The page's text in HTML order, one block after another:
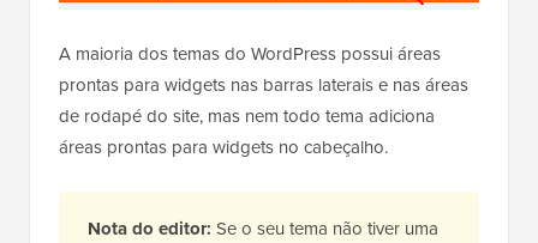
A maioria dos temas do WordPress possui áreas
prontas para widgets nas barras laterais e nas áreas
de rodapé do site, mas nem todo tema adiciona
áreas prontas para widgets no cabeçalho.
Nota do editor: Se o seu tema não tiver uma